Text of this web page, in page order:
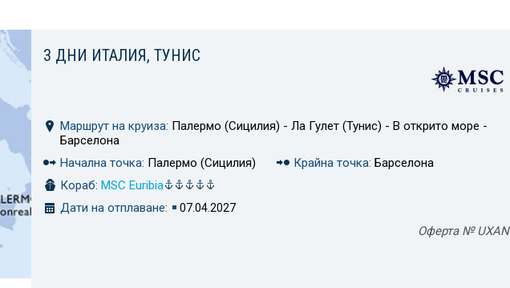
3 ДНИ ИТАЛИЯ, ТУНИС
Маршрут на круиза: Палермо (Сицилия) - Ла Гулет (Тунис) - В открито море -
Барселона
Начална точка: Палермо (Сицилия) Крайна точка: Барселона
Кораб: MSC Euribia
Дати на отплаване:
07.04.2027
Оферта № UXAN